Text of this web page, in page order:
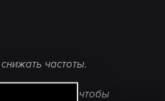
частоты.
SSD в ПК, чтобы